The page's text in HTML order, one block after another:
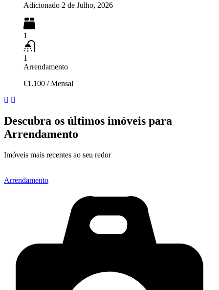
Adicionado 2 de Julho, 2026
1
1
Arrendamento
€1.100 / Mensal
Descubra os últimos imóveis para
Arrendamento
Imóveis mais recentes ao seu redor
Arrendamento